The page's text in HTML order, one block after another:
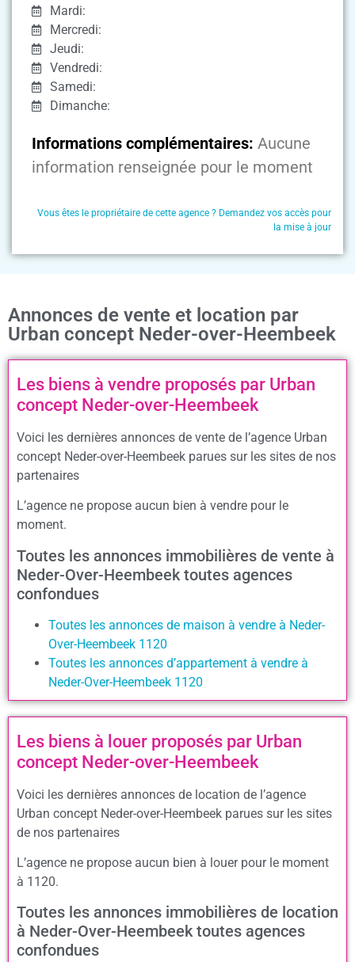
Mardi:
Mercredi:
Jeudi:
Vendredi:
Samedi:
Dimanche:
Informations complémentaires: Aucune
information renseignée pour le moment
Vous êtes le propriétaire de cette agence ? Demandez vos accès pour
la mise à jour
Annonces de vente et location par
Urban concept Neder-over-Heembeek
Les biens à vendre proposés par Urban
concept Neder-over-Heembeek
Voici les dernières annonces de vente de l’agence Urban
concept Neder-over-Heembeek parues sur les sites de nos
partenaires
L’agence ne propose aucun bien à vendre pour le
moment.
Toutes les annonces immobilières de vente à
Neder-Over-Heembeek toutes agences
confondues
Toutes les annonces de maison à vendre à Neder-
Over-Heembeek 1120
Toutes les annonces d’appartement à vendre à
Neder-Over-Heembeek 1120
Les biens à louer proposés par Urban
concept Neder-over-Heembeek
Voici les dernières annonces de location de l’agence
Urban concept Neder-over-Heembeek parues sur les sites
de nos partenaires
L’agence ne propose aucun bien à louer pour le moment
à 1120.
Toutes les annonces immobilières de location
à Neder-Over-Heembeek toutes agences
confondues